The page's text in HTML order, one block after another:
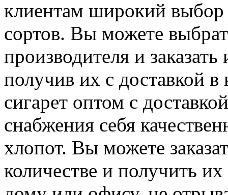
клиентам широкий выбор
сортов. Вы можете
производителя и
получив их с доставкой
сигарет оптом с
снабжения себя
хлопот. Вы можете
количестве и получить